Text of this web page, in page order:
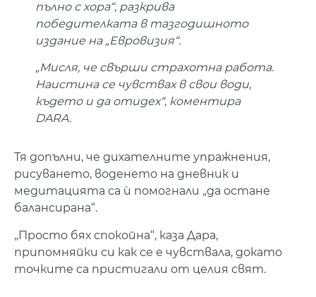
пълно с хора“, разкрива
победителката в тазгодишното
издание на „Евровизия“.
„Мисля, че свърши страхотна работа.
Наистина се чувствах в свои води,
където и да отидех“, коментира
DARA.
Тя допълни, че дихателните упражнения,
рисуването, воденето на дневник и
медитацията са ѝ помогнали „да остане
балансирана“.
„Просто бях спокойна“, каза Дара,
припомняйки си как се е чувствала, докато
точките са пристигали от целия свят.